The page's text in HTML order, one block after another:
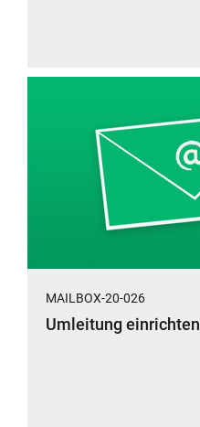
MAILBOX-20-026
Umleitung einrichten